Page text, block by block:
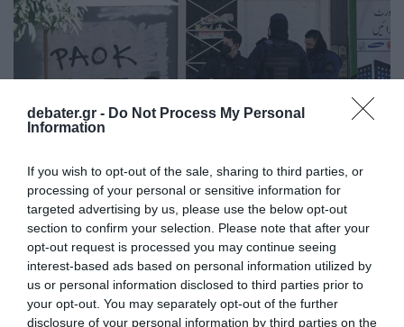
debater.gr - Do Not Process My Personal
Information
If you wish to opt-out of the sale, sharing to third parties, or
processing of your personal or sensitive information for
targeted advertising by us, please use the below opt-out
section to confirm your selection. Please note that after your
opt-out request is processed you may continue seeing
interest-based ads based on personal information utilized by
us or personal information disclosed to third parties prior to
your opt-out. You may separately opt-out of the further
disclosure of your personal information by third parties on the
ΕΛΛΑΔΑ
Νέες έφοδοι της ΕΛ.ΑΣ. σε γραφεία
συνδέσμων οπαδών στην Αττική – Οι 5 χωρίς
άδεια λειτουργίας
Κατασχέθηκαν δύο ενεργοποιημένες φωτοβολίδες
13.02.2022 - 13:01